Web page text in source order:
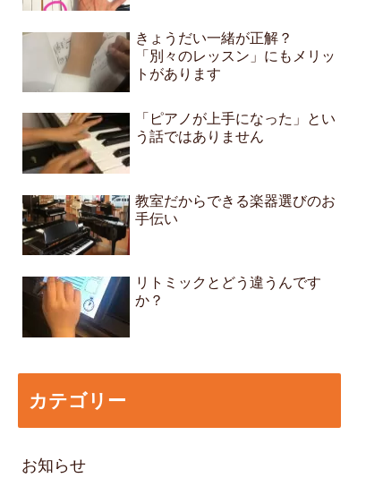
きょうだい一緒が正解？
「別々のレッスン」にもメリッ
トがあります
「ピアノが上手になった」とい
う話ではありません
教室だからできる楽器選びのお
手伝い
リトミックとどう違うんです
か？
カテゴリー
お知らせ